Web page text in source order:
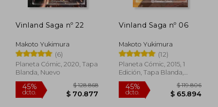
Vinland Saga nº 22
Makoto Yukimura
(6)
Planeta Cómic, 2020, Tapa
Blanda, Nuevo
Vinland Saga nº 06
Makoto Yukimura
(12)
Planeta Cómic, 2015, 1
Edición, Tapa Blanda,
Nuevo